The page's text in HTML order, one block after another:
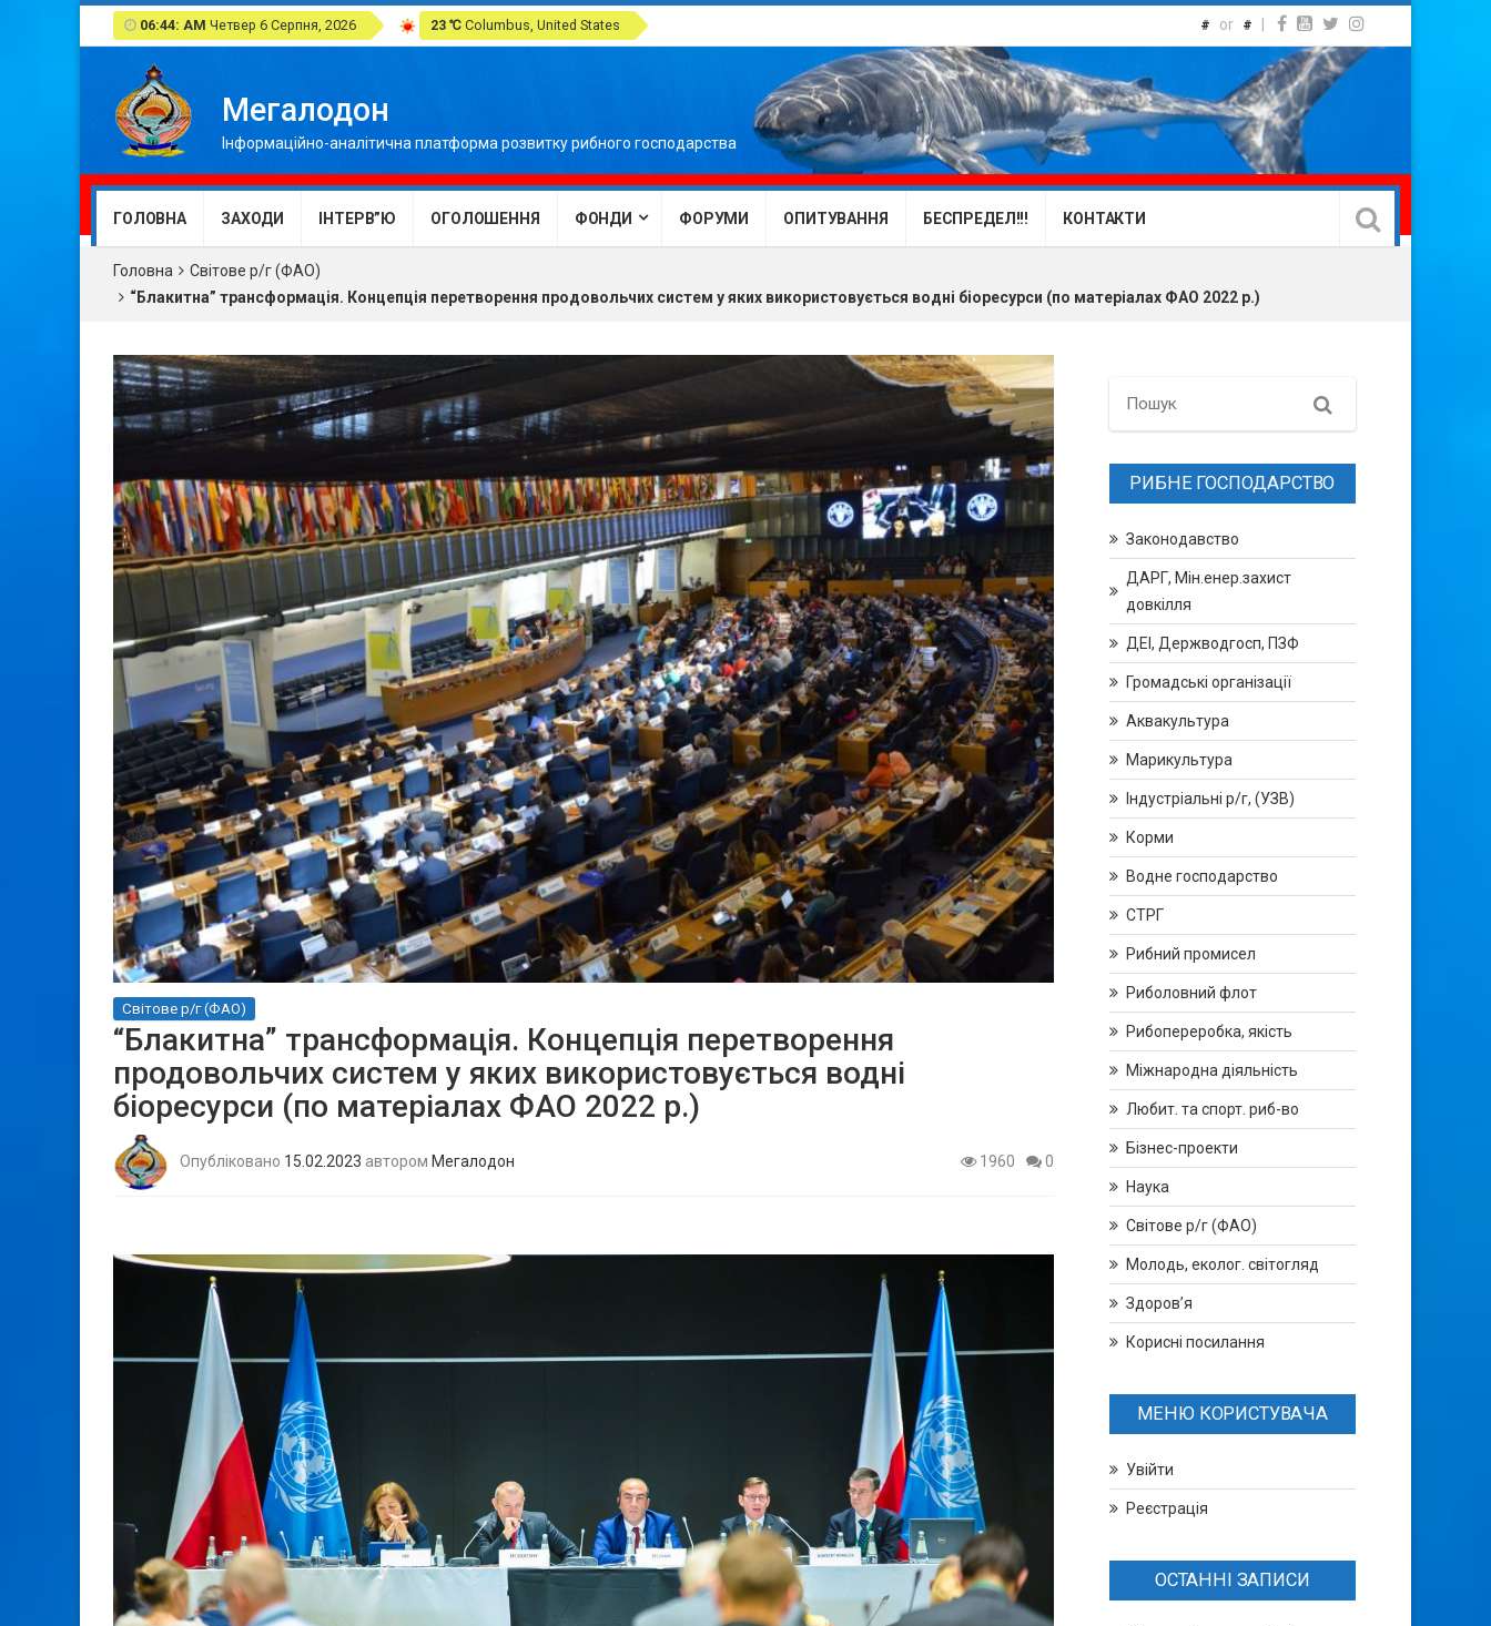
06:44: AM Четвер 6 Серпня, 2026 23 ℃ Columbus, United States # or #
Мегалодон
Інформаційно-аналітична платформа розвитку рибного господарства
ГОЛОВНА ЗАХОДИ ІНТЕРВ”Ю ОГОЛОШЕННЯ ФОНДИ ФОРУМИ ОПИТУВАННЯ БЕСПРЕДЕЛ!!! КОНТАКТИ
Головна
Світове р/г (ФАО)
“Блакитна” трансформація. Концепція перетворення продовольчих систем у яких використовується водні біоресурси (по матеріалах ФАО 2022 р.)
Світове р/г (ФАО)
“Блакитна” трансформація. Концепція перетворення
продовольчих систем у яких використовується водні
біоресурси (по матеріалах ФАО 2022 р.)
Опубліковано 15.02.2023 автором Мегалодон 1960 0
Search
РИБНЕ ГОСПОДАРСТВО
Законодавство
ДАРГ, Мін.енер.захист
довкілля
ДЕІ, Держводгосп, ПЗФ
Громадські організації
Аквакультура
Марикультура
Індустріальні р/г, (УЗВ)
Корми
Водне господарство
СТРГ
Рибний промисел
Риболовний флот
Рибопереробка, якість
Міжнародна діяльність
Любит. та спорт. риб-во
Бізнес-проекти
Наука
Світове р/г (ФАО)
Молодь, еколог. світогляд
Здоров’я
Корисні посилання
МЕНЮ КОРИСТУВАЧА
Увійти
Реєстрація
ОСТАННІ ЗАПИСИ